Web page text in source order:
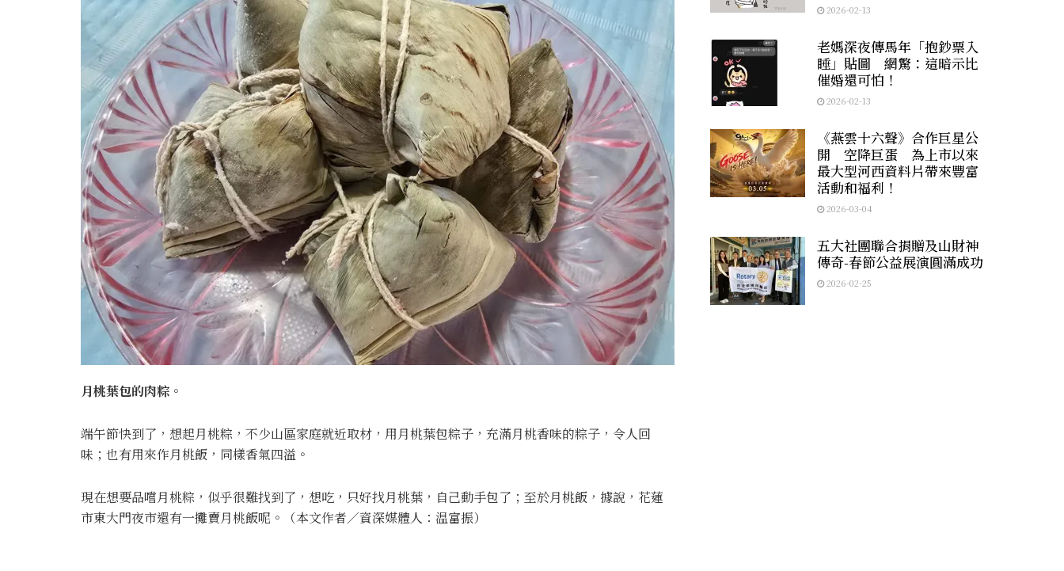
月桃葉包的肉粽。
端午節快到了，想起月桃粽，不少山區家庭就近取材，用月桃葉包粽子，充滿月桃香味的粽子，令人回
味；也有用來作月桃飯，同樣香氣四溢。
現在想要品嚐月桃粽，似乎很難找到了，想吃，只好找月桃葉，自己動手包了；至於月桃飯，據說，花蓮
市東大門夜市還有一攤賣月桃飯呢。（本文作者∕資深媒體人：温富振）
2026-02-13
老媽深夜傳馬年「抱鈔票入
睡」貼圖 網驚：這暗示比
催婚還可怕！
2026-02-13
《燕雲十六聲》合作巨星公
開 空降巨蛋 為上市以來
最大型河西資料片帶來豐富
活動和福利！
2026-03-04
五大社團聯合捐贈及山財神
傳奇-春節公益展演圓滿成功
2026-02-25